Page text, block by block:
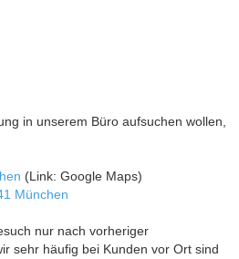
in unserem Büro aufsuchen wollen,
(Link: Google Maps)
München
nur nach vorheriger
sehr häufig bei Kunden vor Ort sind